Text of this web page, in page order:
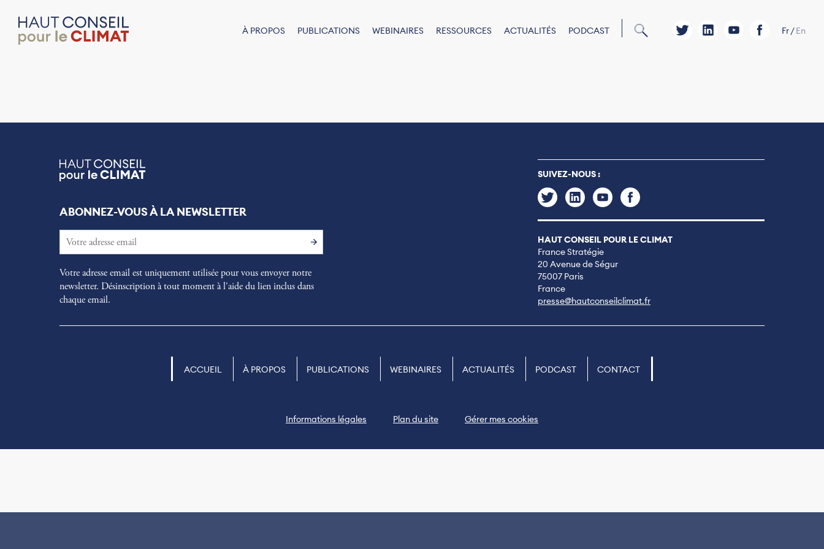
À PROPOS PUBLICATIONS WEBINAIRES RESSOURCES ACTUALITÉS PODCAST Fr/En
ABONNEZ-VOUS À LA NEWSLETTER
Votre adresse email est uniquement utilisée pour vous envoyer notre
newsletter. Désinscription à tout moment à l'aide du lien inclus dans
chaque email.
SUIVEZ-NOUS :
HAUT CONSEIL POUR LE CLIMAT
France Stratégie
20 Avenue de Ségur
75007 Paris
France
presse@hautconseilclimat.fr
ACCUEIL À PROPOS PUBLICATIONS WEBINAIRES ACTUALITÉS PODCAST CONTACT
Informations légales Plan du site Gérer mes cookies